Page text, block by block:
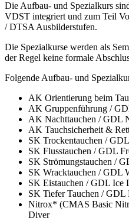
Die Aufbau- und Spezialkurs
VDST integriert und zum Teil
/ DTSA Ausbilderstufen.
Die Spezialkurse werden als
der Regel keine formale
Folgende Aufbau- und
AK Orientierung beim
AK Gruppenführung /
AK Nachttauchen / GDL
AK Tauchsicherheit &
SK Trockentauchen /
SK Flusstauchen / GDL
SK Strömungstauchen /
SK Wracktauchen / GDL
SK Eistauchen / GDL Ice
SK Tiefer Tauchen / GDL
Nitrox* (CMAS Basic
Diver